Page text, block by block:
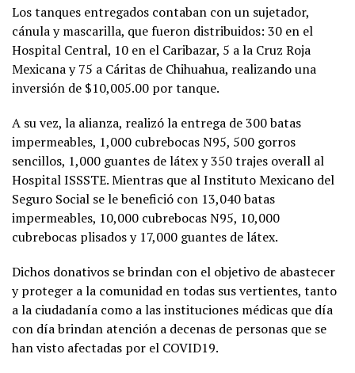
Los tanques entregados contaban con un sujetador,
cánula y mascarilla, que fueron distribuidos: 30 en el
Hospital Central, 10 en el Caribazar, 5 a la Cruz Roja
Mexicana y 75 a Cáritas de Chihuahua, realizando una
inversión de $10,005.00 por tanque.
A su vez, la alianza, realizó la entrega de 300 batas
impermeables, 1,000 cubrebocas N95, 500 gorros
sencillos, 1,000 guantes de látex y 350 trajes overall al
Hospital ISSSTE. Mientras que al Instituto Mexicano del
Seguro Social se le benefició con 13,040 batas
impermeables, 10,000 cubrebocas N95, 10,000
cubrebocas plisados y 17,000 guantes de látex.
Dichos donativos se brindan con el objetivo de abastecer
y proteger a la comunidad en todas sus vertientes, tanto
a la ciudadanía como a las instituciones médicas que día
con día brindan atención a decenas de personas que se
han visto afectadas por el COVID19.